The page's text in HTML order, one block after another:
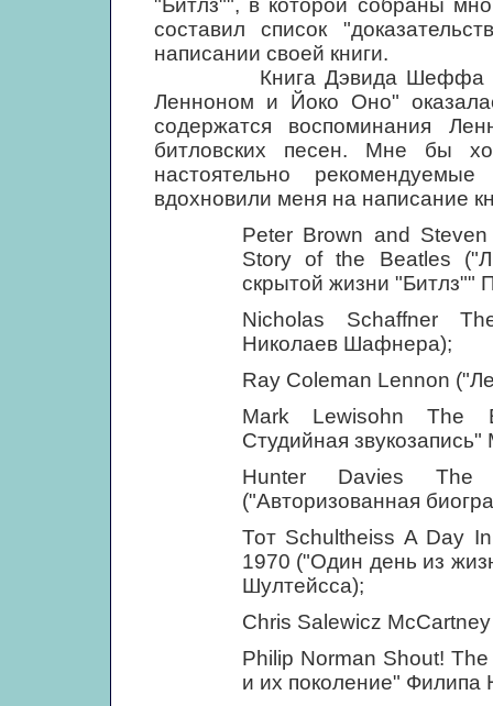
"Битлз"", в которой собраны
составил список
написании своей книги.
Книга Дэвида Шеффа
Ленноном и Йоко Оно"
содержатся воспоминания
битловских песен. Мне бы
настоятельно
вдохновили меня на написание
Peter Brown and
Story of the Beatles
скрытой жизни "Битлз""
Nicholas Schaffner
Николаев Шафнера);
Ray Coleman Lennon
Mark Lewisohn The
Студийная
Hunter Davies The
("Авторизованная
Тот Schultheiss A Day
1970 ("Один день из
Шултейсса);
Chris Salewicz
Philip Norman Shout!
и их поколение" Филипа